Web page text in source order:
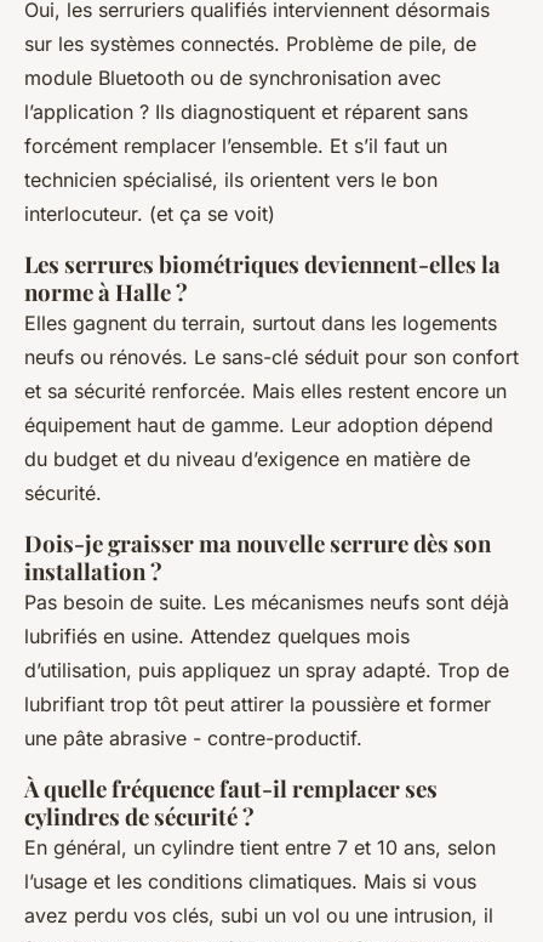
Oui, les serruriers qualifiés interviennent désormais
sur les systèmes connectés. Problème de pile, de
module Bluetooth ou de synchronisation avec
l’application ? Ils diagnostiquent et réparent sans
forcément remplacer l’ensemble. Et s’il faut un
technicien spécialisé, ils orientent vers le bon
interlocuteur. (et ça se voit)
Les serrures biométriques deviennent-elles la
norme à Halle ?
Elles gagnent du terrain, surtout dans les logements
neufs ou rénovés. Le sans-clé séduit pour son confort
et sa sécurité renforcée. Mais elles restent encore un
équipement haut de gamme. Leur adoption dépend
du budget et du niveau d’exigence en matière de
sécurité.
Dois-je graisser ma nouvelle serrure dès son
installation ?
Pas besoin de suite. Les mécanismes neufs sont déjà
lubrifiés en usine. Attendez quelques mois
d’utilisation, puis appliquez un spray adapté. Trop de
lubrifiant trop tôt peut attirer la poussière et former
une pâte abrasive - contre-productif.
À quelle fréquence faut-il remplacer ses
cylindres de sécurité ?
En général, un cylindre tient entre 7 et 10 ans, selon
l’usage et les conditions climatiques. Mais si vous
avez perdu vos clés, subi un vol ou une intrusion, il